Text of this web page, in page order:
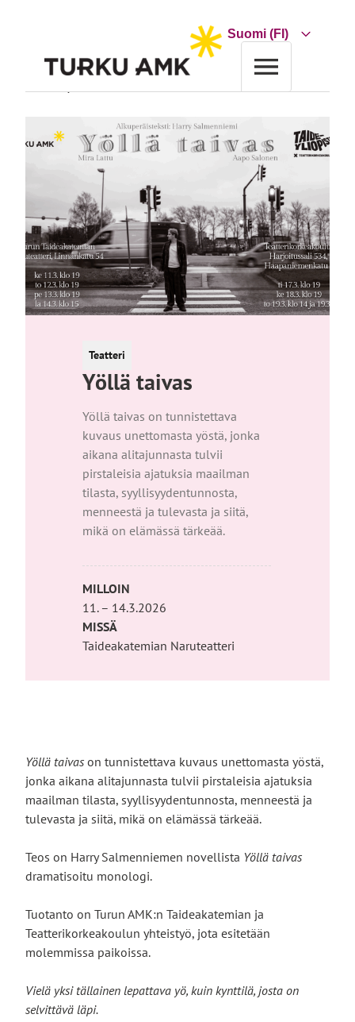
Choose
Teatteri
Yöllä taivas
Yöllä taivas on tunnistettava
kuvaus unettomasta yöstä, jonka
aikana alitajunnasta tulvii
pirstaleisia ajatuksia maailman
tilasta, syyllisyydentunnosta,
menneestä ja tulevasta ja siitä,
mikä on elämässä tärkeää.
MILLOIN
11. – 14.3.2026
MISSÄ
Taideakatemian Naruteatteri
Yöllä taivas on tunnistettava kuvaus unettomasta yöstä,
jonka aikana alitajunnasta tulvii pirstaleisia ajatuksia
maailman tilasta, syyllisyydentunnosta, menneestä ja
tulevasta ja siitä, mikä on elämässä tärkeää.
Teos on Harry Salmenniemen novellista Yöllä taivas
dramatisoitu monologi.
Tuotanto on Turun AMK:n Taideakatemian ja
Teatterikorkeakoulun yhteistyö, jota esitetään
molemmissa paikoissa.
Vielä yksi tällainen lepattava yö, kuin kynttilä, josta on
selvittävä läpi.